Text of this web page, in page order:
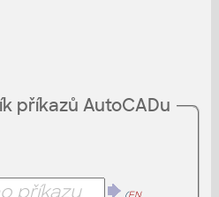
příkazů AutoCADu
(EN